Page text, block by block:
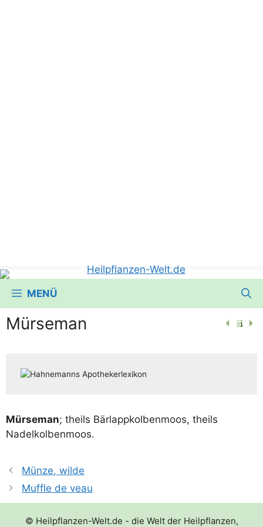
MENÜ
Mürseman
Mür­se­man; theils Bär­lapp­kol­ben­moos, theils
Nadelkolbenmoos.
Münze, wilde
Muffle de veau
© Heilpflanzen-Welt.de - die Welt der Heilpflanzen,